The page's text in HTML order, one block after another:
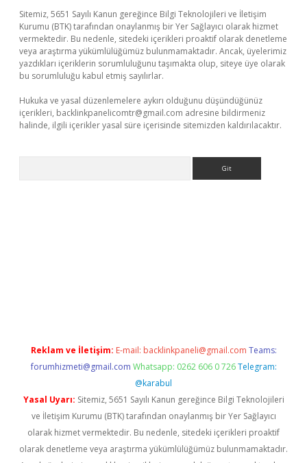
Sitemiz, 5651 Sayılı Kanun gereğince Bilgi Teknolojileri ve İletişim
Kurumu (BTK) tarafından onaylanmış bir Yer Sağlayıcı olarak hizmet
vermektedir. Bu nedenle, sitedeki içerikleri proaktif olarak denetleme
veya araştırma yükümlülüğümüz bulunmamaktadır. Ancak, üyelerimiz
yazdıkları içeriklerin sorumluluğunu taşımakta olup, siteye üye olarak
bu sorumluluğu kabul etmiş sayılırlar.
Hukuka ve yasal düzenlemelere aykırı olduğunu düşündüğünüz
içerikleri, backlinkpanelicomtr@gmail.com adresine bildirmeniz
halinde, ilgili içerikler yasal süre içerisinde sitemizden kaldırılacaktır.
Reklam ve İletişim: E-mail: backlinkpaneli@gmail.com Teams:
forumhizmeti@gmail.com Whatsapp: 0262 606 0 726 Telegram:
@karabul
Yasal Uyarı: Sitemiz, 5651 Sayılı Kanun gereğince Bilgi Teknolojileri
ve İletişim Kurumu (BTK) tarafından onaylanmış bir Yer Sağlayıcı
olarak hizmet vermektedir. Bu nedenle, sitedeki içerikleri proaktif
olarak denetleme veya araştırma yükümlülüğümüz bulunmamaktadır.